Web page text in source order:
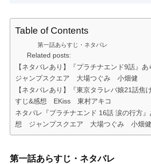
Table of Contents
第一話あらすじ・ネタバレ
Related posts:
【ネタバレあり】『プラチナエンド9話』
ジャンプスクエア 大場つぐみ 小畑健
【ネタバレあり】『東京タラレバ娘21話焦
すじ&感想 EKiss 東村アキコ
ネタバレ『プラチナエンド 16話 涙の行方
想 ジャンプスクエア 大場つぐみ 小畑健
第一話あらすじ・ネタバレ